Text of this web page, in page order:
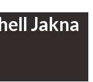
Jakna